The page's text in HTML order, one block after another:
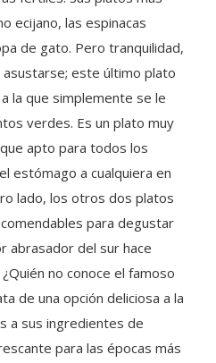
ecijano, las espinacas
de gato. Pero tranquilidad,
este último plato
la que simplemente se le
verdes. Es un plato muy
apto para todos los
estómago a cualquiera en
lado, los otros dos platos
para degustar
abrasador del sur hace
no conoce el famoso
de una opción deliciosa a la
a sus ingredientes de
para las épocas más